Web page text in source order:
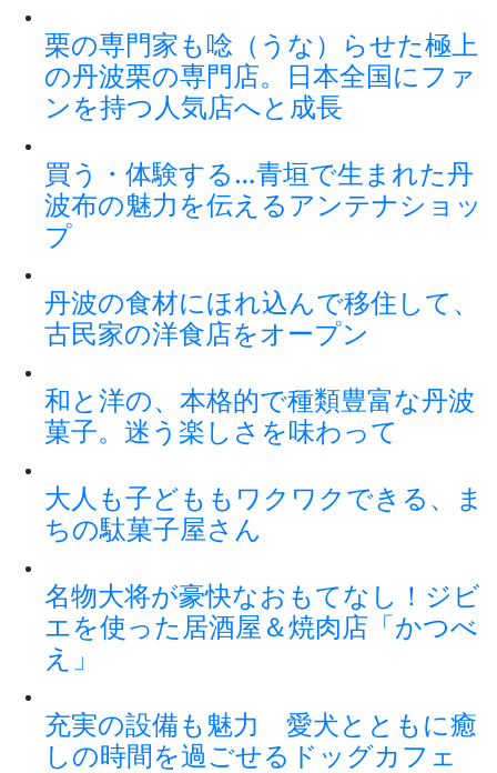
栗の専門家も唸（うな）らせた極上
の丹波栗の専門店。日本全国にファ
ンを持つ人気店へと成長
買う・体験する…青垣で生まれた丹
波布の魅力を伝えるアンテナショッ
プ
丹波の食材にほれ込んで移住して、
古民家の洋食店をオープン
和と洋の、本格的で種類豊富な丹波
菓子。迷う楽しさを味わって
大人も子どももワクワクできる、ま
ちの駄菓子屋さん
名物大将が豪快なおもてなし！ジビ
エを使った居酒屋＆焼肉店「かつべ
え」
充実の設備も魅力 愛犬とともに癒
しの時間を過ごせるドッグカフェ